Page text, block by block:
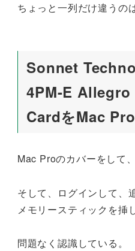
ちょっと一列だけ違うの
Sonnet
4PM-E Allegro
CardをMac
Mac Proのカバーをして
そして、ログインして、
メモリースティックを挿
問題なく認識している。